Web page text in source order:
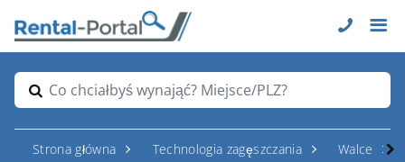
Co chciałbyś wynająć? Miejsce/PLZ?
Strona główna Technologia zagęszczania Walce